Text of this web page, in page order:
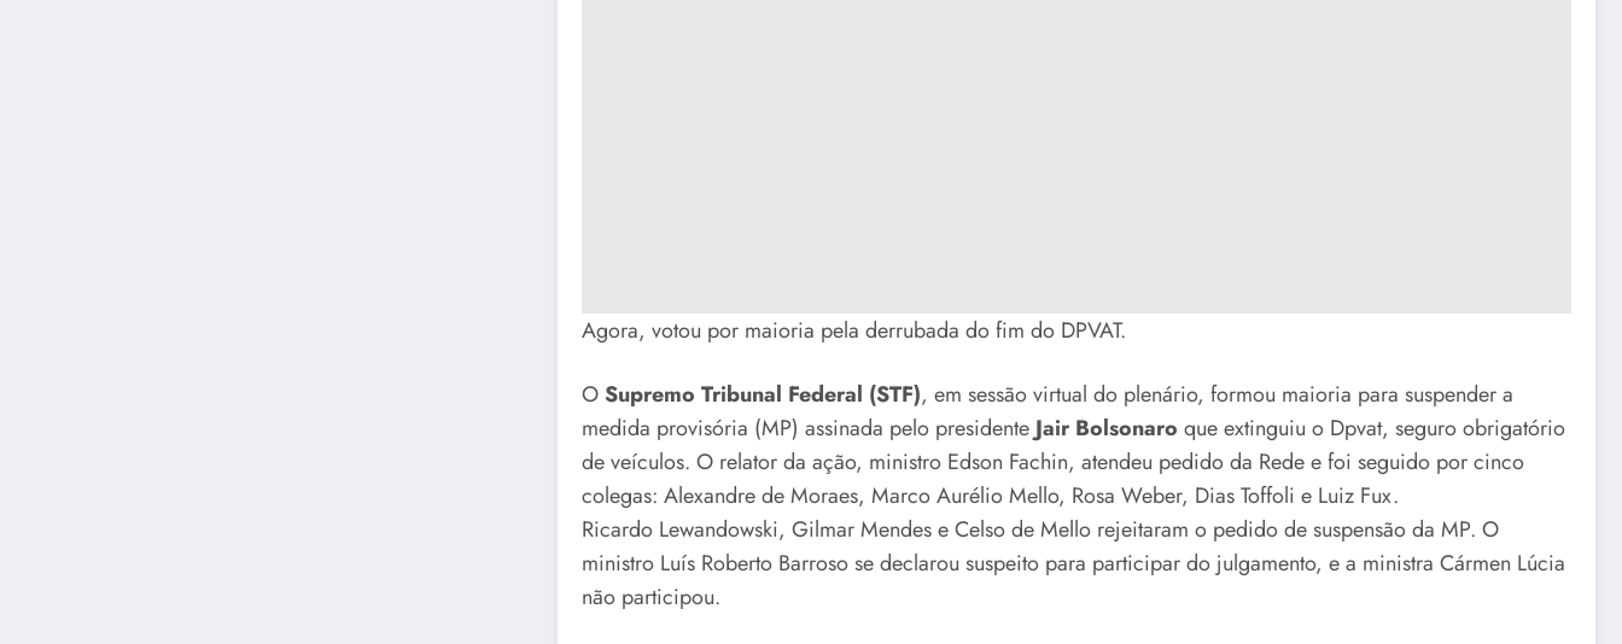
Agora, votou por maioria pela derrubada do fim do DPVAT.
OSupremo Tribunal Federal (STF), em sessão virtual do plenário, formou maioria para suspender a
medida provisória (MP) assinada pelo presidenteJair Bolsonaroque extinguiu o Dpvat, seguro obrigatório
de veículos. O relator da ação, ministro Edson Fachin, atendeu pedido da Rede e foi seguido por cinco
colegas: Alexandre de Moraes, Marco Aurélio Mello, Rosa Weber, Dias Toffoli e Luiz Fux.
Ricardo Lewandowski, Gilmar Mendes e Celso de Mello rejeitaram o pedido de suspensão da MP. O
ministro Luís Roberto Barroso se declarou suspeito para participar do julgamento, e a ministra Cármen Lúcia
não participou.